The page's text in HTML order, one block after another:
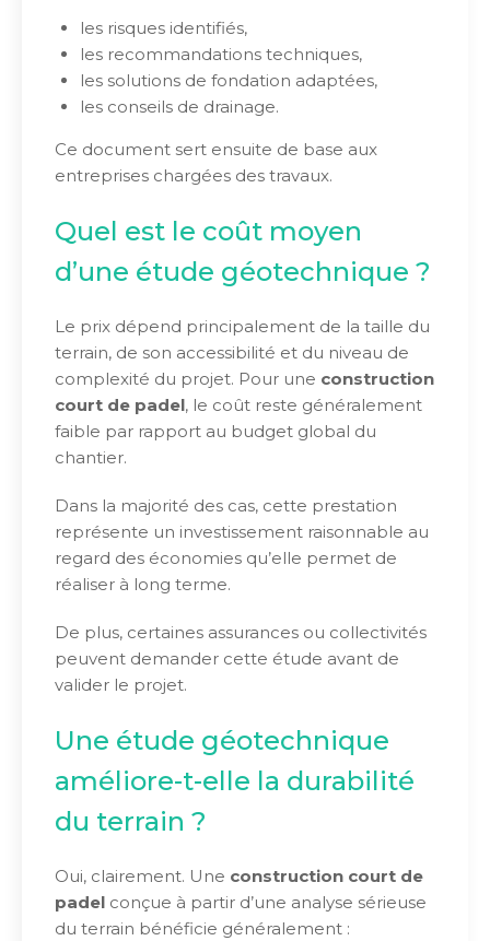
les risques identifiés,
les recommandations techniques,
les solutions de fondation adaptées,
les conseils de drainage.
Ce document sert ensuite de base aux
entreprises chargées des travaux.
Quel est le coût moyen
d’une étude géotechnique ?
Le prix dépend principalement de la taille du
terrain, de son accessibilité et du niveau de
complexité du projet. Pour une construction
court de padel, le coût reste généralement
faible par rapport au budget global du
chantier.
Dans la majorité des cas, cette prestation
représente un investissement raisonnable au
regard des économies qu’elle permet de
réaliser à long terme.
De plus, certaines assurances ou collectivités
peuvent demander cette étude avant de
valider le projet.
Une étude géotechnique
améliore-t-elle la durabilité
du terrain ?
Oui, clairement. Une construction court de
padel conçue à partir d’une analyse sérieuse
du terrain bénéficie généralement :